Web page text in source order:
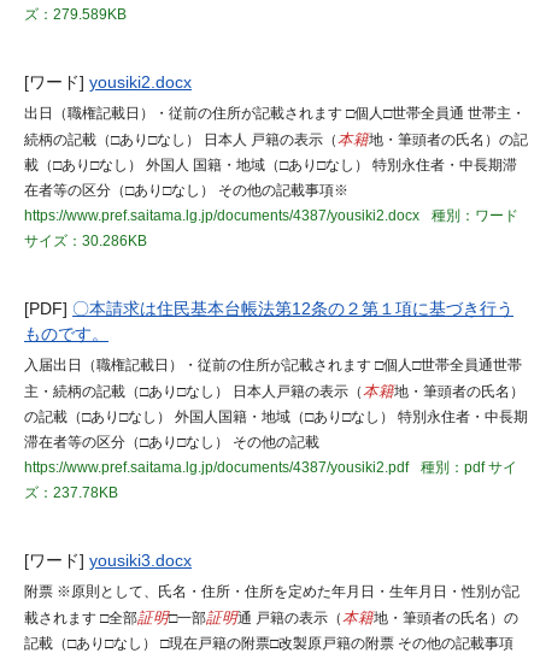
ズ：279.589KB
[ワード] yousiki2.docx
出日（職権記載日）・従前の住所が記載されます □個人□世帯全員通 世帯主・
続柄の記載（□あり□なし） 日本人 戸籍の表示（本籍地・筆頭者の氏名）の記
載（□あり□なし） 外国人 国籍・地域（□あり□なし） 特別永住者・中長期滞
在者等の区分（□あり□なし） その他の記載事項※
https://www.pref.saitama.lg.jp/documents/4387/yousiki2.docx
種別：ワード
サイズ：30.286KB
[PDF] 〇本請求は住民基本台帳法第12条の２第１項に基づき行う
ものです。
入届出日（職権記載日）・従前の住所が記載されます □個人□世帯全員通世帯
主・続柄の記載（□あり□なし） 日本人戸籍の表示（本籍地・筆頭者の氏名）
の記載（□あり□なし） 外国人国籍・地域（□あり□なし） 特別永住者・中長期
滞在者等の区分（□あり□なし） その他の記載
https://www.pref.saitama.lg.jp/documents/4387/yousiki2.pdf
種別：pdfサイ
ズ：237.78KB
[ワード] yousiki3.docx
附票 ※原則として、氏名・住所・住所を定めた年月日・生年月日・性別が記
載されます □全部証明□一部証明通 戸籍の表示（本籍地・筆頭者の氏名）の
記載（□あり□なし） □現在戸籍の附票□改製原戸籍の附票 その他の記載事項